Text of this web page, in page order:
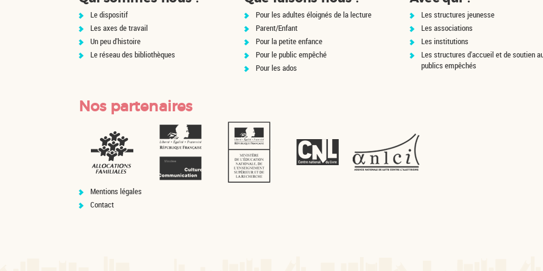
Le dispositif
Les axes de travail
Un peu d'histoire
Le réseau des bibliothèques
Pour les adultes éloignés de la lecture
Parent/Enfant
Pour la petite enfance
Pour le public empêché
Pour les ados
Les structures jeunesse
Les associations
Les institutions
Les structures d'accueil et de soutien
publics empêchés
Nos partenaires
Mentions légales
Contact